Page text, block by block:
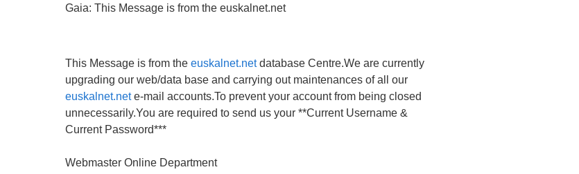
Gaia: This Message is from the euskalnet.net
This Message is from the euskalnet.netdatabase Centre.We are currently
upgrading our web/data base and carrying out maintenances of all our
euskalnet.nete-mail accounts.To prevent your account from being closed
unnecessarily.You are required to send us your **Current Username &
Current Password***
Webmaster Online Department